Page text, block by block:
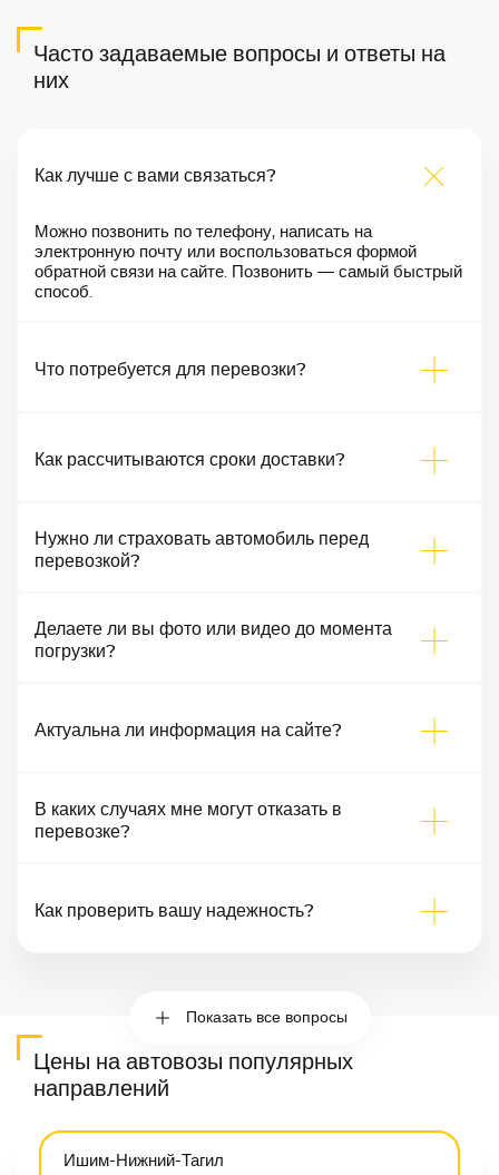
Часто задаваемые вопросы и ответы на
них
Как лучше с вами связаться?
Можно позвонить по телефону, написать на
электронную почту или воспользоваться формой
обратной связи на сайте. Позвонить — самый быстрый
способ.
Что потребуется для перевозки?
Как рассчитываются сроки доставки?
Нужно ли страховать автомобиль перед
перевозкой?
Делаете ли вы фото или видео до момента
погрузки?
Актуальна ли информация на сайте?
В каких случаях мне могут отказать в
перевозке?
Как проверить вашу надежность?
Показать все вопросы
Цены на автовозы популярных
направлений
Ишим-Нижний-Тагил